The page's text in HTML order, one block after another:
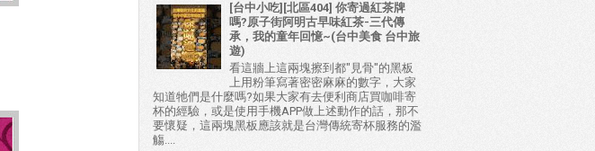
[台中小吃][北區404] 你寄過紅茶牌
嗎?原子街阿明古早味紅茶-三代傳
承，我的童年回憶~(台中美食 台中旅
遊)
看這牆上這兩塊擦到都"見骨"的黑板
上用粉筆寫著密密麻麻的數字，大家
知道牠們是什麼嗎?如果大家有去便利商店買咖啡寄
杯的經驗，或是使用手機APP做上述動作的話，那不
要懷疑，這兩塊黑板應該就是台灣傳統寄杯服務的濫
觴....